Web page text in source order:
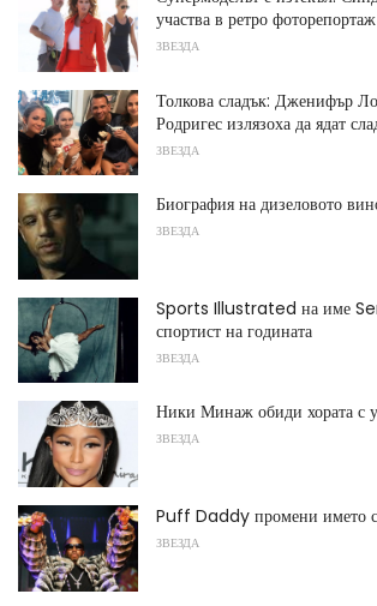
участва в ретро фоторепортаж
ЗВЕЗДА
Толкова сладък: Дженифър
Родригес излязоха да ядат
ЗВЕЗДА
Биография на дизеловото
ЗВЕЗДА
Sports Illustrated на име
спортист на годината
ЗВЕЗДА
Ники Минаж обиди хората с
ЗВЕЗДА
Puff Daddy промени името
ЗВЕЗДА